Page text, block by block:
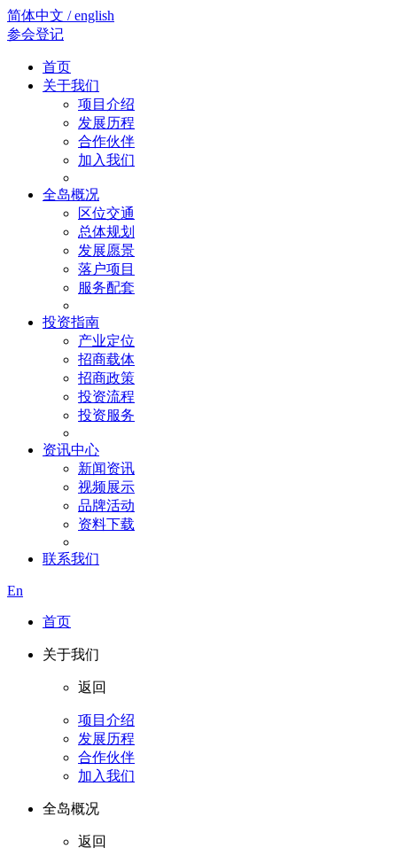
简体中文 / english
参会登记
首页
关于我们
项目介绍
发展历程
合作伙伴
加入我们
全岛概况
区位交通
总体规划
发展愿景
落户项目
服务配套
投资指南
产业定位
招商载体
招商政策
投资流程
投资服务
资讯中心
新闻资讯
视频展示
品牌活动
资料下载
联系我们
En
首页
关于我们
返回
项目介绍
发展历程
合作伙伴
加入我们
全岛概况
返回